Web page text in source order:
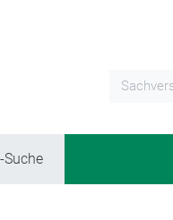
Suche